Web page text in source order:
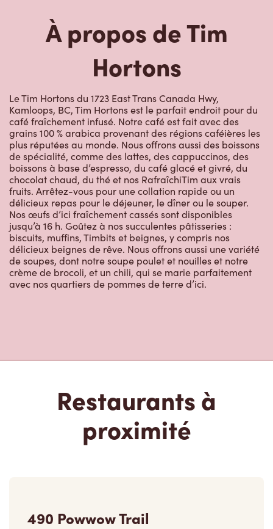
À propos de Tim
Hortons
Le Tim Hortons du 1723 East Trans Canada Hwy,
Kamloops, BC, Tim Hortons est le parfait endroit pour du
café fraîchement infusé. Notre café est fait avec des
grains 100 % arabica provenant des régions caféières les
plus réputées au monde. Nous offrons aussi des boissons
de spécialité, comme des lattes, des cappuccinos, des
boissons à base d’espresso, du café glacé et givré, du
chocolat chaud, du thé et nos RafraîchiTim aux vrais
fruits. Arrêtez-vous pour une collation rapide ou un
délicieux repas pour le déjeuner, le dîner ou le souper.
Nos œufs d’ici fraîchement cassés sont disponibles
jusqu’à 16 h. Goûtez à nos succulentes pâtisseries :
biscuits, muffins, Timbits et beignes, y compris nos
délicieux beignes de rêve. Nous offrons aussi une variété
de soupes, dont notre soupe poulet et nouilles et notre
crème de brocoli, et un chili, qui se marie parfaitement
avec nos quartiers de pommes de terre d’ici.
Restaurants à
proximité
490 Powwow Trail